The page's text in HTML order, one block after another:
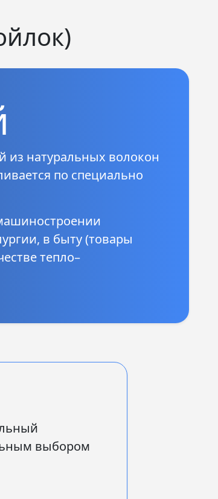
из натуральных волокон
по специально
в быту (товары
тепло–
выбором